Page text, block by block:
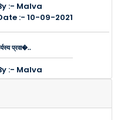
:- Malva
:- 10-09-2021
प्रवा�..
:- Malva
:- 10-09-2021